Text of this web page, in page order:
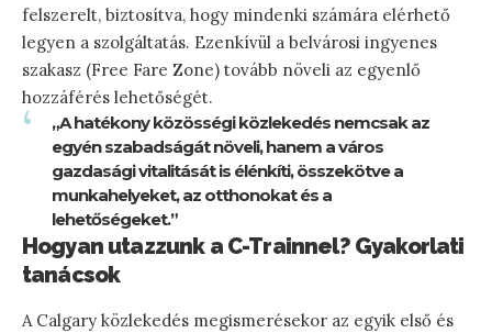
felszerelt, biztosítva, hogy mindenki számára elérhető
legyen a szolgáltatás. Ezenkívül a belvárosi ingyenes
szakasz (Free Fare Zone) tovább növeli az egyenlő
hozzáférés lehetőségét.
„A hatékony közösségi közlekedés nemcsak az
egyén szabadságát növeli, hanem a város
gazdasági vitalitását is élénkíti, összekötve a
munkahelyeket, az otthonokat és a
lehetőségeket.”
Hogyan utazzunk a C-Trainnel? Gyakorlati
tanácsok
A Calgary közlekedés megismerésekor az egyik első és